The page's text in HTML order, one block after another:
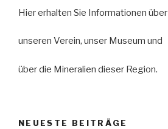
Hier erhalten Sie Informationen über
unseren Verein, unser Museum und
über die Mineralien dieser Region.
NEUESTE BEITRÄGE